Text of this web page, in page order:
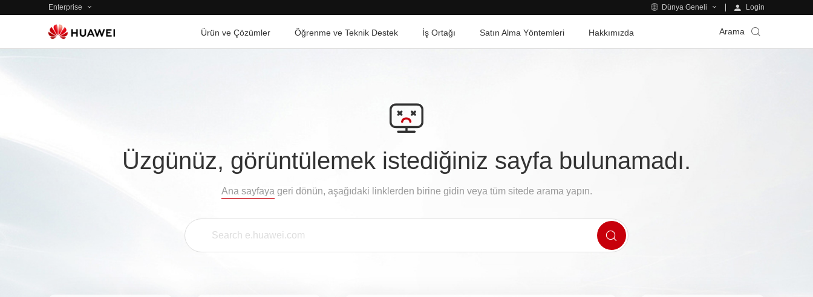
Enterprise Dünya Geneli Login
Ürün ve Çözümler Öğrenme ve Teknik Destek İş Ortağı Satın Alma Yöntemleri Hakkımızda Arama
Üzgünüz, görüntülemek istediğiniz sayfa bulunamadı.
Ana sayfaya geri dönün, aşağıdaki linklerden birine gidin veya tüm sitede arama yapın.